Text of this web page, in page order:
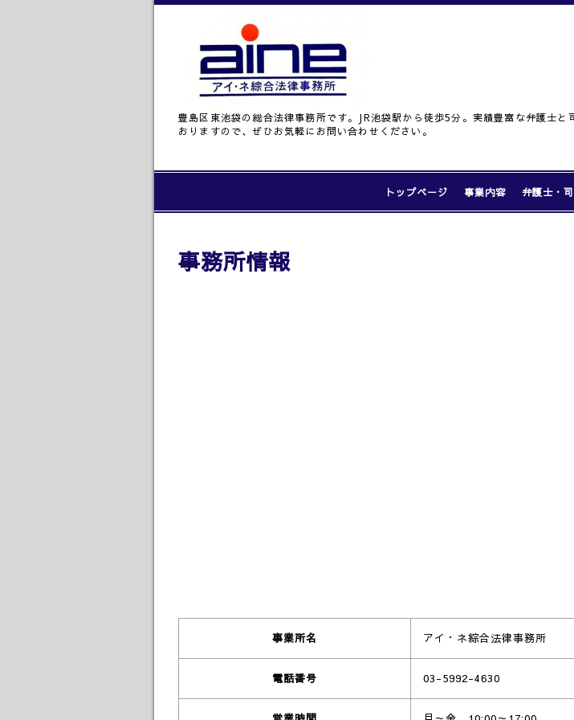
豊島区東池袋の総合法律事務所です。JR池袋駅から徒歩5分。実績豊富な弁護士
おりますので、ぜひお気軽にお問い合わせください。
トップページ 事業内容 弁護士・
事務所情報
事業所名 アイ・ネ綜合法律事務所
電話番号 03-5992-4630